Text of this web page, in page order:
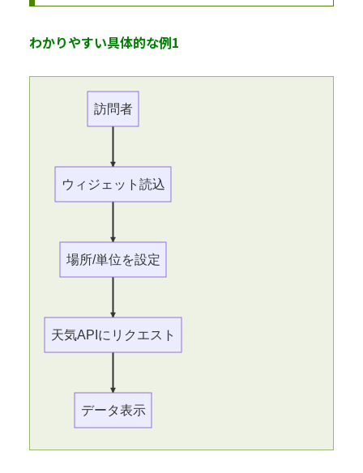
わかりやすい具体的な例1
訪問者
ウィジェット読込
場所/単位を設定
天気APIにリクエスト
データ表示